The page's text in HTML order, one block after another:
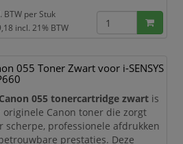
kwaliteit en storingsvrij
is deze toner ideaal voor
en kleinere kantoren waar
documenten worden
U pr
BTW per Stuk
incl. 21% BTW
055 Toner Zwart voor i-SENSYS
Canon 055 tonercartridge zwart is
originele Canon toner die zorgt
scherpe, professionele afdrukken
prestaties. Deze